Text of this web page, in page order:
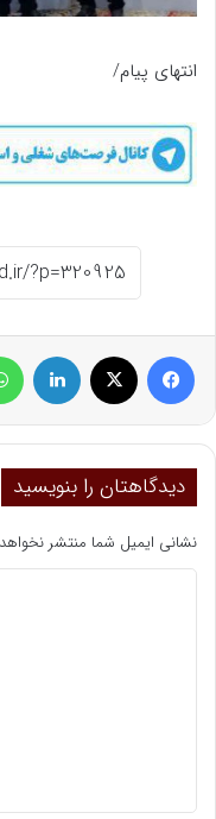
انتهای پیام/
ایکس
دیدگاهتان را بنویسید
نشانی ایمیل شما منتشر